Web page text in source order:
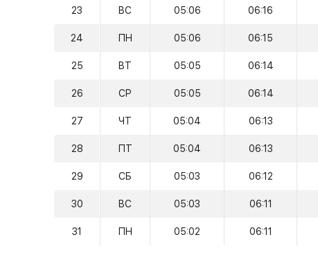
23 ВС 05:06 06:16
24 ПН 05:06 06:15
25 ВТ 05:05 06:14
26 СР 05:05 06:14
27 ЧТ 05:04 06:13
28 ПТ 05:04 06:13
29 СБ 05:03 06:12
30 ВС 05:03 06:11
31 ПН 05:02 06:11